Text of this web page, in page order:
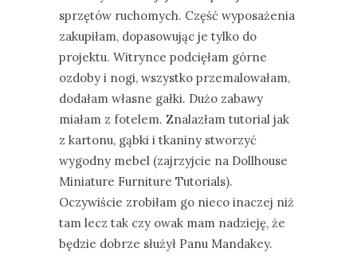
sprzętów ruchomych. Część wyposażenia
zakupiłam, dopasowując je tylko do
projektu. Witrynce podcięłam górne
ozdoby i nogi, wszystko przemalowałam,
dodałam własne gałki. Dużo zabawy
miałam z fotelem. Znalazłam tutorial jak
z kartonu, gąbki i tkaniny stworzyć
wygodny mebel (zajrzyjcie na Dollhouse
Miniature Furniture Tutorials).
Oczywiście zrobiłam go nieco inaczej niż
tam lecz tak czy owak mam nadzieję, że
będzie dobrze służył Panu Mandakey.